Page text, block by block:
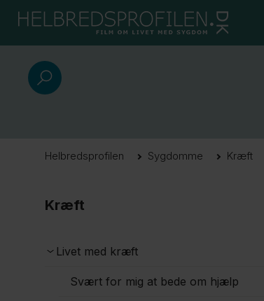
Helbredsprofilen Sygdomme Kræft
Kræft
Livet med kræft
Svært for mig at bede om hjælp